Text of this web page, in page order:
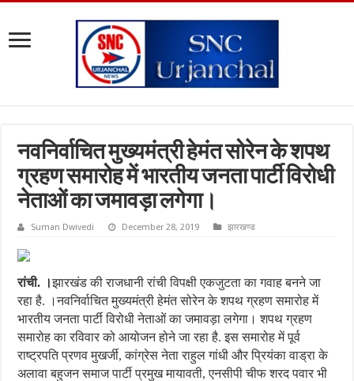
नवनिर्वाचित मुख्यमंत्री हेमंत सोरेन के शपथ
ग्रहण समारोह में भारतीय जनता पार्टी विरोधी
नेताओं का जमावड़ा लगेगा।
Suman Dwivedi December 28, 2019 झारखण्ड
रांची. ।झारखंड की राजधानी रांची विपक्षी एकजुटता का गवाह बनने जा
रहा है. ।नवनिर्वाचित मुख्यमंत्री हेमंत सोरेन के शपथ ग्रहण समारोह में
भारतीय जनता पार्टी विरोधी नेताओं का जमावड़ा लगेगा। शपथ ग्रहण
समारोह का रविवार को आयोजन होने जा रहा है. इस समारोह में पूर्व
राष्ट्रपति प्रणव मुखर्जी, कांग्रेस नेता राहुल गांधी और प्रियंका वाड्रा के
अलावा बहुजन समाज पार्टी प्रमुख मायावती, एनसीपी चीफ शरद पवार भी